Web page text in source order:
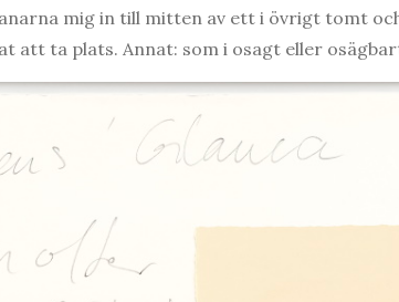
mig in till mitten av ett i övrigt tomt
att ta plats. Annat: som i osagt eller